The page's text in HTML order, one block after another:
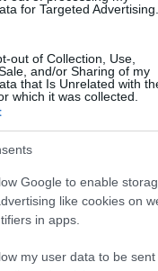
for Targeted Advertising.
out of Collection, Use,
and/or Sharing of my
that Is Unrelated with
which it was collected.
Google to enable
like cookies on
in apps.
my user data to be sent
δεν δημοσιεύεται.
*